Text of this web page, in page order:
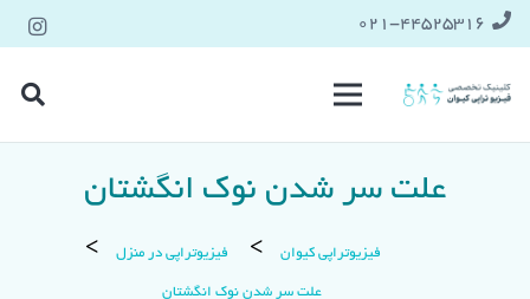
021-۴۴۵۲۵۳۱۶
علت سر شدن نوک انگشتان
فیزیوتراپی کیوان فیزیوتراپی در منزل
علت سر شدن نوک انگشتان